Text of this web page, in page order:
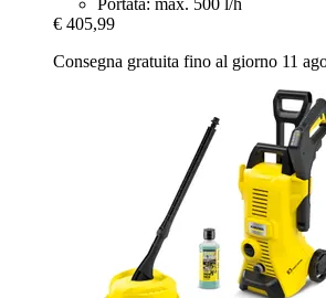
Portata: max. 500 l/h
€ 405,99
Consegna gratuita fino al giorno 11